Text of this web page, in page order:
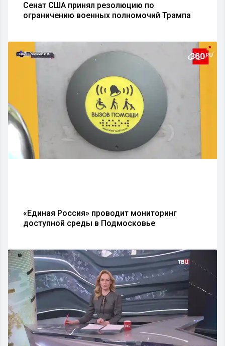
Сенат США принял резолюцию по
ограничению военных полномочий Трампа
«Единая Россия» проводит мониторинг
доступной среды в Подмосковье